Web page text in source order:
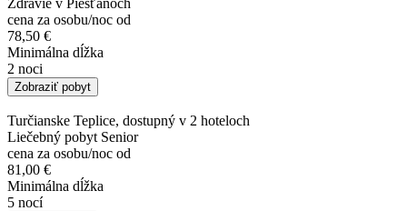
cena za osobu/noc od
78,50 €
Minimálna dĺžka
2 noci
Zobraziť pobyt
Turčianske Teplice, dostupný v 2 hoteloch
Liečebný pobyt Senior
cena za osobu/noc od
81,00 €
Minimálna dĺžka
5 nocí